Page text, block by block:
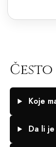
Koje
Da li